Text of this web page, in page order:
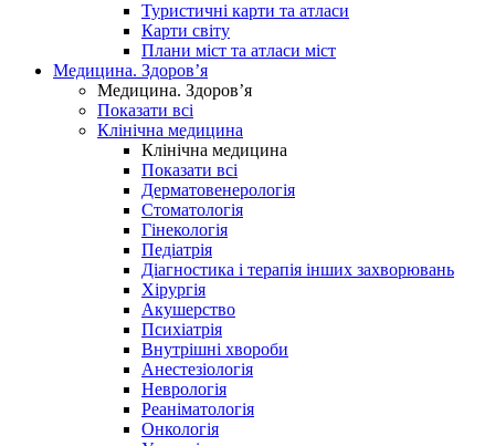
Туристичні карти та атласи
Карти світу
Плани міст та атласи міст
Медицина. Здоров’я
Медицина. Здоров’я
Показати всі
Клінічна медицина
Клінічна медицина
Показати всі
Дерматовенерологія
Стоматологія
Гінекологія
Педіатрія
Діагностика і терапія інших захворювань
Хірургія
Акушерство
Психіатрія
Внутрішні хвороби
Анестезіологія
Неврологія
Реаніматологія
Онкологія